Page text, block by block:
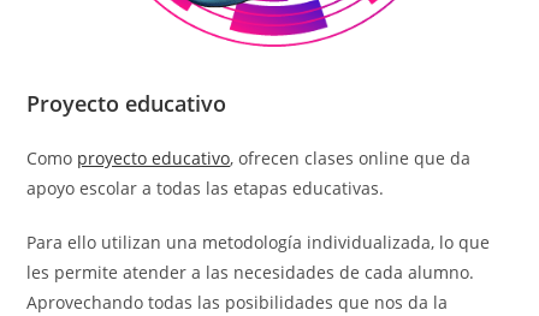
Proyecto educativo
Como proyecto educativo, ofrecen clases online que da
apoyo escolar a todas las etapas educativas.
Para ello utilizan una metodología individualizada, lo que
les permite atender a las necesidades de cada alumno.
Aprovechando todas las posibilidades que nos da la